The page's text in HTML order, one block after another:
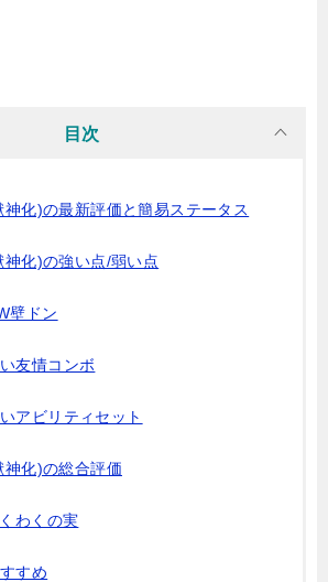
目次
神化)の最新評価と簡易ステータス
神化)の強い点/弱い点
壁ドン
友情コンボ
アビリティセット
神化)の総合評価
わくの実
すめ